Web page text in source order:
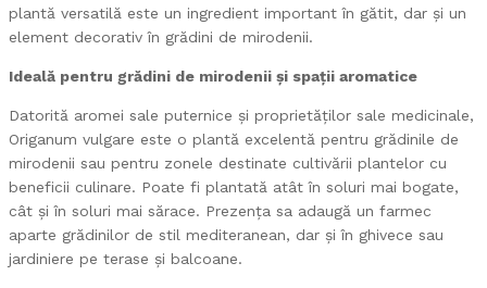
plantă versatilă este un ingredient important în gătit, dar și un
element decorativ în grădini de mirodenii.
Ideală pentru grădini de mirodenii și spații aromatice
Datorită aromei sale puternice și proprietăților sale medicinale,
Origanum vulgare este o plantă excelentă pentru grădinile de
mirodenii sau pentru zonele destinate cultivării plantelor cu
beneficii culinare. Poate fi plantată atât în soluri mai bogate,
cât și în soluri mai sărace. Prezența sa adaugă un farmec
aparte grădinilor de stil mediteranean, dar și în ghivece sau
jardiniere pe terase și balcoane.